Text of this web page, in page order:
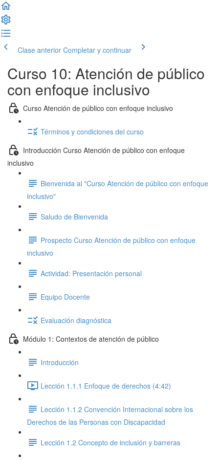
Clase anterior Completar y continuar
Curso 10: Atención de público
con enfoque inclusivo
Curso Atención de público con enfoque inclusivo
Términos y condiciones del curso
Introducción Curso Atención de público con enfoque
inclusivo
Bienvenida al "Curso Atención de público con enfoque
inclusivo"
Saludo de Bienvenida
Prospecto Curso Atención de público con enfoque
inclusivo
Actividad: Presentación personal
Equipo Docente
Evaluación diagnóstica
Módulo 1: Contextos de atención de público
Introducción
Lección 1.1.1 Enfoque de derechos (4:42)
Lección 1.1.2 Convención Internacional sobre los
Derechos de las Personas con Discapacidad
Lección 1.2 Concepto de inclusión y barreras